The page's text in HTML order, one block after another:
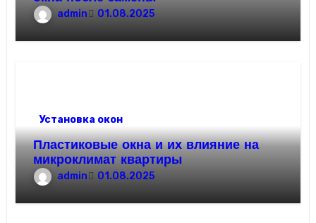
admin 01.08.2025
Установка окон
Пластиковые окна и их влияние на
микроклимат квартиры
admin 01.08.2025